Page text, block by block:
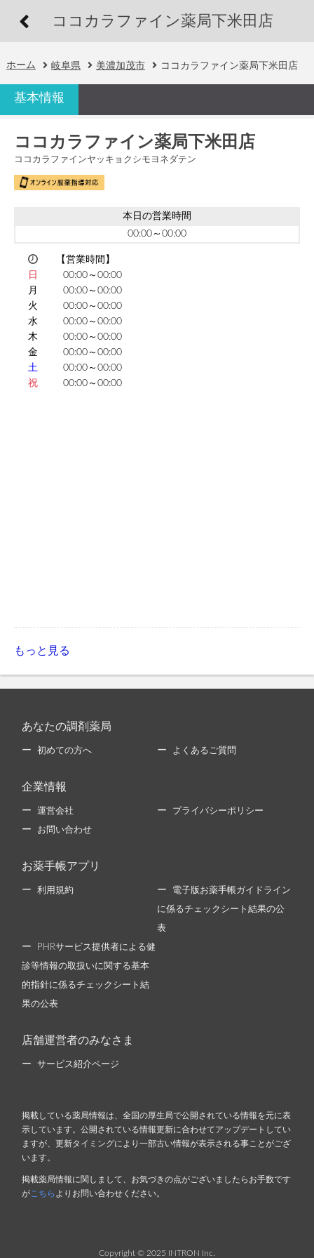
ココカラファイン薬局下米田店
ホーム 岐阜県 美濃加茂市 ココカラファイン薬局下米田店
基本情報
ココカラファイン薬局下米田店
ココカラファインヤッキョクシモヨネダテン
本日の営業時間
00:00～00:00
【営業時間】
日
00:00～00:00
月
00:00～00:00
火
00:00～00:00
水
00:00～00:00
木
00:00～00:00
金
00:00～00:00
土
00:00～00:00
祝
00:00～00:00
もっと見る
あなたの調剤薬局
初めての方へ よくあるご質問
企業情報
運営会社 プライバシーポリシー
お問い合わせ
お薬手帳アプリ
利用規約 電子版お薬手帳ガイドライン
に係るチェックシート結果の公
表
PHRサービス提供者による健
診等情報の取扱いに関する基本
的指針に係るチェックシート結
果の公表
店舗運営者のみなさま
サービス紹介ページ
掲載している薬局情報は、全国の厚生局で公開されている情報を元に表
示しています。公開されている情報更新に合わせてアップデートしてい
ますが、更新タイミングにより一部古い情報が表示される事ことがござ
います。
掲載薬局情報に関しまして、お気づきの点がございましたらお手数です
が こちら よりお問い合わせください。
Copyright © 2025 INTRON Inc.